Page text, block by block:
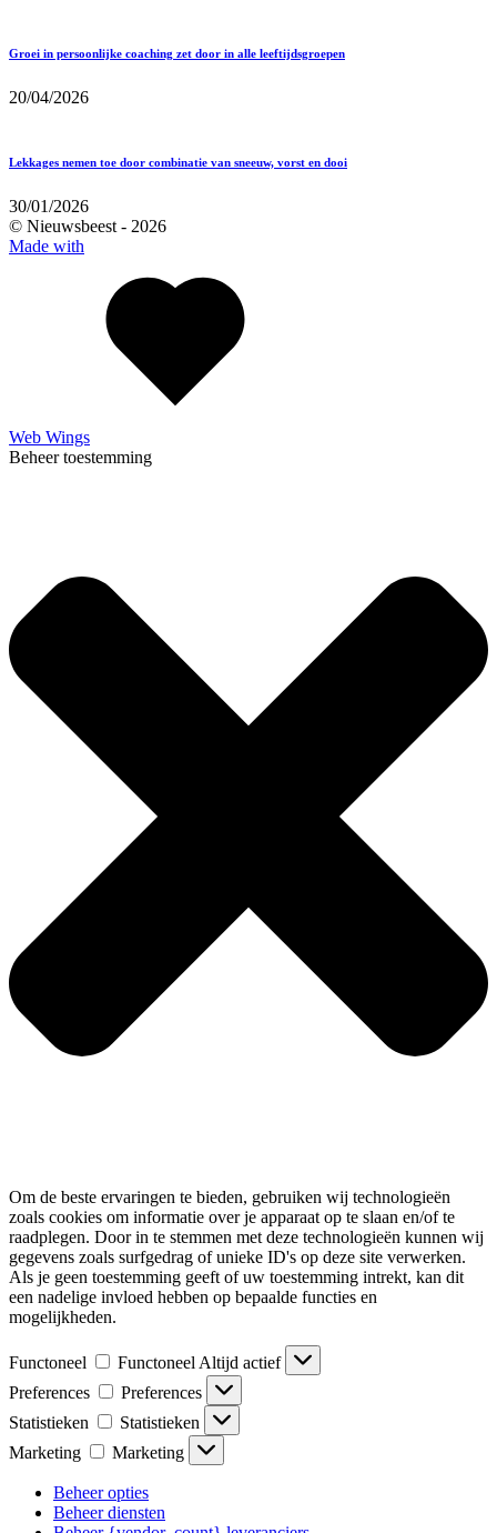
Groei in persoonlijke coaching zet door in alle leeftijdsgroepen
20/04/2026
Lekkages nemen toe door combinatie van sneeuw, vorst en dooi
30/01/2026
© Nieuwsbeest - 2026
Made with
Web Wings
Beheer toestemming
Om de beste ervaringen te bieden, gebruiken wij technologieën
zoals cookies om informatie over je apparaat op te slaan en/of te
raadplegen. Door in te stemmen met deze technologieën kunnen wij
gegevens zoals surfgedrag of unieke ID's op deze site verwerken.
Als je geen toestemming geeft of uw toestemming intrekt, kan dit
een nadelige invloed hebben op bepaalde functies en
mogelijkheden.
Functoneel Functoneel Altijd actief
Preferences
Preferences
Statistieken
Statistieken
Marketing
Marketing
Beheer opties
Beheer diensten